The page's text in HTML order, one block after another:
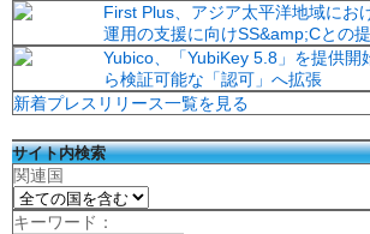
First Plus、アジア太平洋地域にお
運用の支援に向けSS&amp;Cとの
Yubico、「YubiKey 5.8」を提供
ら検証可能な「認可」へ拡張
新着プレスリリース一覧を見る
サイト内検索
関連国
キーワード：